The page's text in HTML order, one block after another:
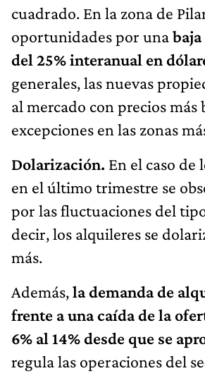
cuadrado. En la zona de
oportunidades por una
del 25% interanual en
generales, las nuevas
al mercado con precios más
excepciones en las zonas
Dolarización. En el caso de
en el último trimestre se
por las fluctuaciones del
decir, los alquileres se
más.
Además,la demanda de
frente a una caída de la
6% al 14% desde que se
regula las operaciones del